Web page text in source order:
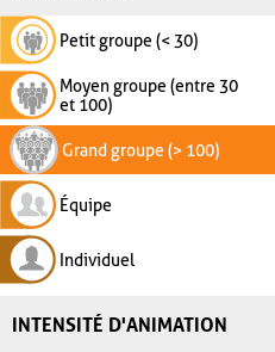
Petit groupe (< 30)
Moyen groupe (entre 30
et 100)
Grand groupe (> 100)
Équipe
Individuel
INTENSITÉ D'ANIMATION